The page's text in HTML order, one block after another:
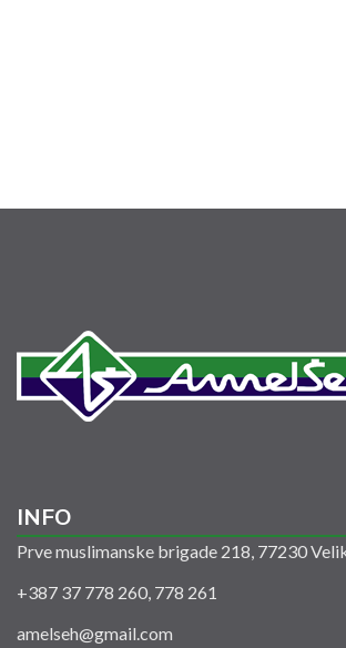
INFO
Prve muslimanske brigade 218, 77230
+387 37 778 260, 778 261
amelseh@gmail.com